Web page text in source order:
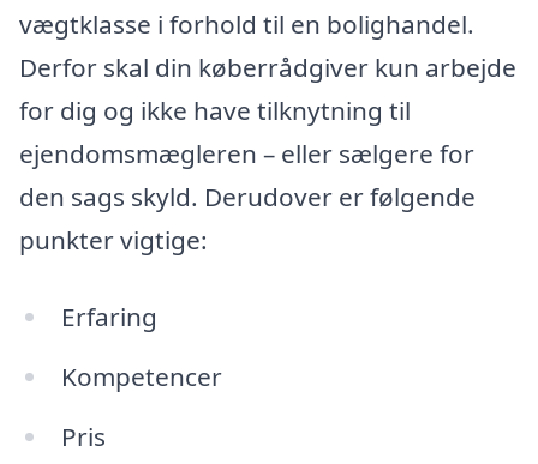
vægtklasse i forhold til en bolighandel.
Derfor skal din køberrådgiver kun arbejde
for dig og ikke have tilknytning til
ejendomsmægleren – eller sælgere for
den sags skyld. Derudover er følgende
punkter vigtige:
Erfaring
Kompetencer
Pris